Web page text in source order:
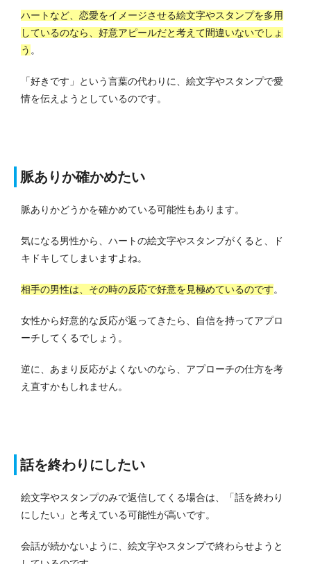
ハートなど、恋愛をイメージさせる絵文字やスタンプを多用
しているのなら、好意アピールだと考えて間違いないでしょ
う 。
「好きです」という言葉の代わりに、絵文字やスタンプで愛
情を伝えようとしているのです。
脈ありか確かめたい
脈ありかどうかを確かめている可能性もあります。
気になる男性から、ハートの絵文字やスタンプがくると、ド
キドキしてしまいますよね。
相手の男性は、その時の反応で好意を見極めているのです。
女性から好意的な反応が返ってきたら、自信を持ってアプロ
ーチしてくるでしょう。
逆に、あまり反応がよくないのなら、アプローチの仕方を考
え直すかもしれません。
話を終わりにしたい
絵文字やスタンプのみで返信してくる場合は、「話を終わり
にしたい」と考えている可能性が高いです。
会話が続かないように、絵文字やスタンプで終わらせようと